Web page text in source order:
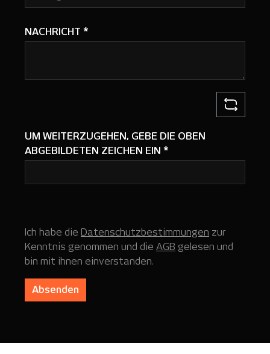
NACHRICHT *
UM WEITERZUGEHEN, GEBE DIE OBEN
ABGEBILDETEN ZEICHEN EIN *
Ich habe die Datenschutzbestimmungen zur
Kenntnis genommen und die AGB gelesen und
bin mit ihnen einverstanden.
Absenden